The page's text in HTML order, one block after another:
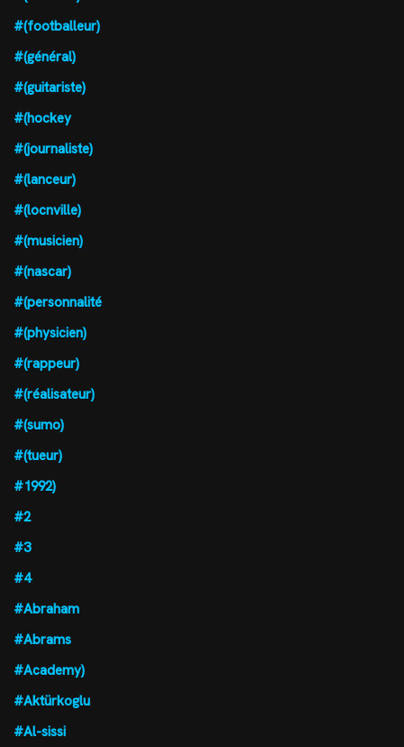
#(footballeur)
#(général)
#(guitariste)
#(hockey
#(journaliste)
#(lanceur)
#(locnville)
#(musicien)
#(nascar)
#(personnalité
#(physicien)
#(rappeur)
#(réalisateur)
#(sumo)
#(tueur)
#1992)
#2
#3
#4
#Abraham
#Abrams
#Academy)
#Aktürkoglu
#Al-sissi